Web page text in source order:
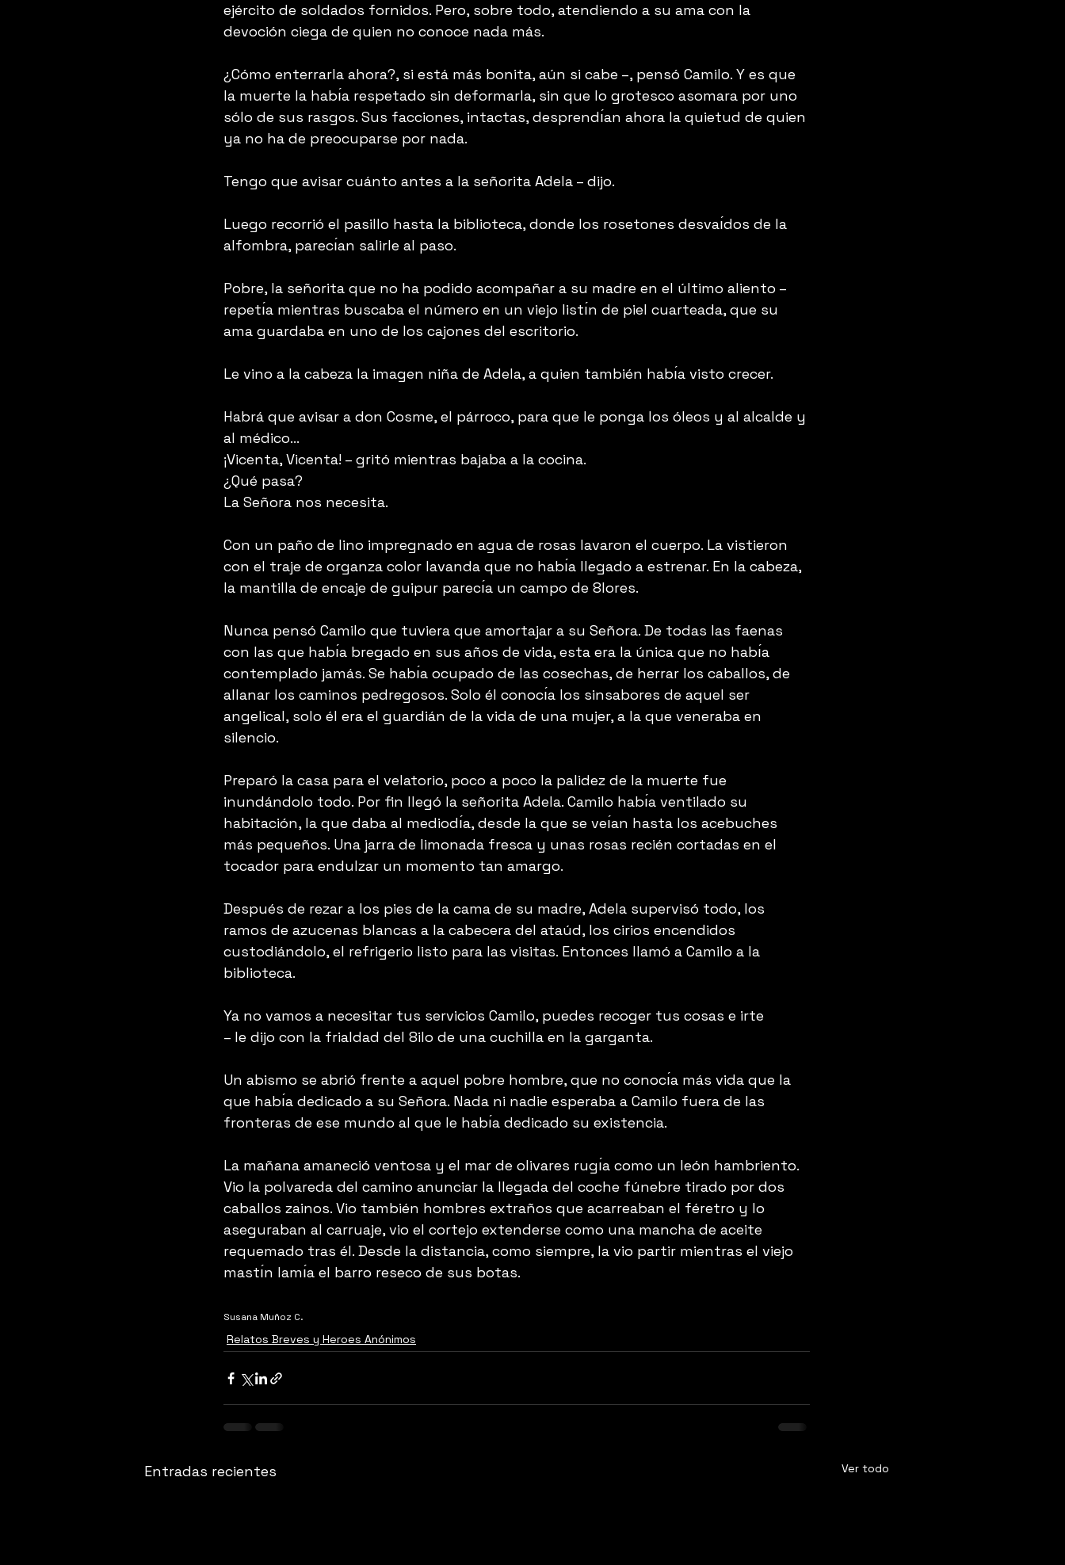
ejército de soldados fornidos. Pero, sobre todo, atendiendo a su ama con la
devoción ciega de quien no conoce nada más.
¿Cómo enterrarla ahora?, si está más bonita, aún si cabe –, pensó Camilo. Y es que
la muerte la habı́a respetado sin deformarla, sin que lo grotesco asomara por uno
sólo de sus rasgos. Sus facciones, intactas, desprendı́an ahora la quietud de quien
ya no ha de preocuparse por nada.
Tengo que avisar cuánto antes a la señorita Adela – dijo.
Luego recorrió el pasillo hasta la biblioteca, donde los rosetones desvaı́dos de la
alfombra, parecı́an salirle al paso.
Pobre, la señorita que no ha podido acompañar a su madre en el último aliento –
repetı́a mientras buscaba el número en un viejo listı́n de piel cuarteada, que su
ama guardaba en uno de los cajones del escritorio.
Le vino a la cabeza la imagen niña de Adela, a quien también habı́a visto crecer.
Habrá que avisar a don Cosme, el párroco, para que le ponga los óleos y al alcalde y
al médico...
¡Vicenta, Vicenta! – gritó mientras bajaba a la cocina.
¿Qué pasa?
La Señora nos necesita.
Con un paño de lino impregnado en agua de rosas lavaron el cuerpo. La vistieron
con el traje de organza color lavanda que no habı́a llegado a estrenar. En la cabeza,
la mantilla de encaje de guipur parecı́a un campo de 8lores.
Nunca pensó Camilo que tuviera que amortajar a su Señora. De todas las faenas
con las que habı́a bregado en sus años de vida, esta era la única que no habı́a
contemplado jamás. Se habı́a ocupado de las cosechas, de herrar los caballos, de
allanar los caminos pedregosos. Solo él conocı́a los sinsabores de aquel ser
angelical, solo él era el guardián de la vida de una mujer, a la que veneraba en
silencio.
Preparó la casa para el velatorio, poco a poco la palidez de la muerte fue
inundándolo todo. Por fin llegó la señorita Adela. Camilo habı́a ventilado su
habitación, la que daba al mediodı́a, desde la que se veı́an hasta los acebuches
más pequeños. Una jarra de limonada fresca y unas rosas recién cortadas en el
tocador para endulzar un momento tan amargo.
Después de rezar a los pies de la cama de su madre, Adela supervisó todo, los
ramos de azucenas blancas a la cabecera del ataúd, los cirios encendidos
custodiándolo, el refrigerio listo para las visitas. Entonces llamó a Camilo a la
biblioteca.
Ya no vamos a necesitar tus servicios Camilo, puedes recoger tus cosas e irte
– le dijo con la frialdad del 8ilo de una cuchilla en la garganta.
Un abismo se abrió frente a aquel pobre hombre, que no conocı́a más vida que la
que habı́a dedicado a su Señora. Nada ni nadie esperaba a Camilo fuera de las
fronteras de ese mundo al que le habı́a dedicado su existencia.
La mañana amaneció ventosa y el mar de olivares rugı́a como un león hambriento.
Vio la polvareda del camino anunciar la llegada del coche fúnebre tirado por dos
caballos zainos. Vio también hombres extraños que acarreaban el féretro y lo
aseguraban al carruaje, vio el cortejo extenderse como una mancha de aceite
requemado tras él. Desde la distancia, como siempre, la vio partir mientras el viejo
mastı́n lamı́a el barro reseco de sus botas.
Susana Muñoz C.
Relatos Breves y Heroes Anónimos
Entradas recientes Ver todo